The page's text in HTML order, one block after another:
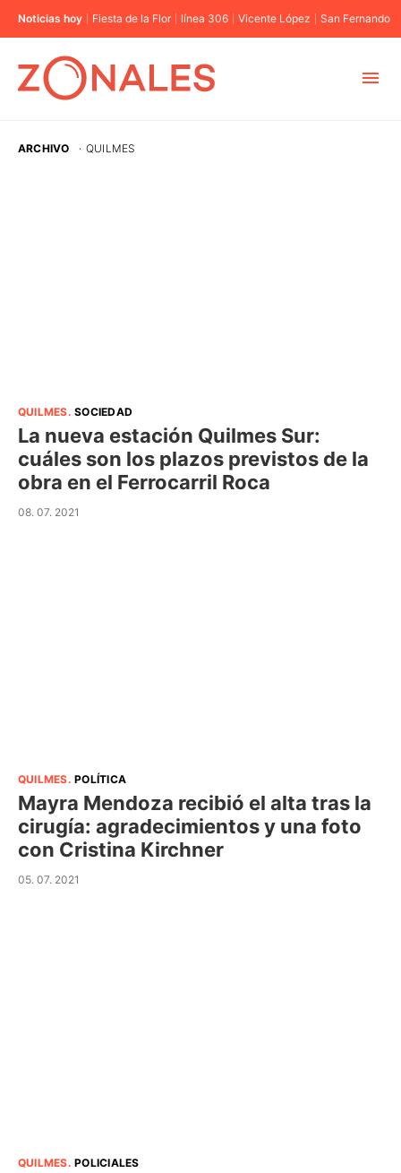
Noticias hoy Fiesta de la Flor línea 306 Vicente López San Fernando
ARCHIVO · QUILMES
QUILMES.SOCIEDAD
La nueva estación Quilmes Sur:
cuáles son los plazos previstos de la
obra en el Ferrocarril Roca
08. 07. 2021
QUILMES.POLÍTICA
Mayra Mendoza recibió el alta tras la
cirugía: agradecimientos y una foto
con Cristina Kirchner
05. 07. 2021
QUILMES.POLICIALES